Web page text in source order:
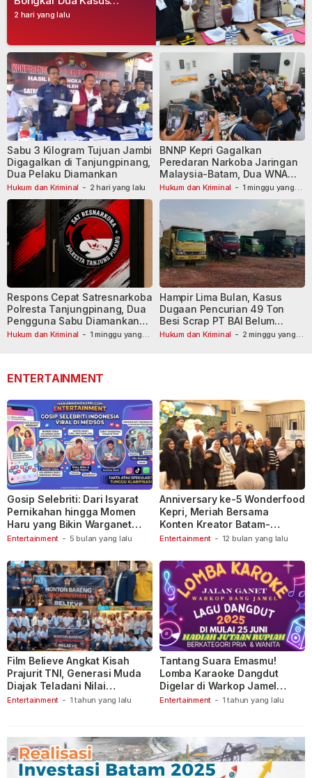
2 hari yang lalu
Narkoba, Empat Tersangka
Hukum dan Kriminal - 2 hari yang lalu
Sabu 3 Kilogram Tujuan Jambi
Digagalkan di Tanjungpinang,
Dua Pelaku Diamankan
Hukum dan Kriminal - 1 minggu yang
BNNP Kepri Gagalkan
Peredaran Narkoba Jaringan
Malaysia-Batam, Dua WNA
Masih Diburu
Hukum dan Kriminal - 1 minggu yang
Respons Cepat Satresnarkoba
Polresta Tanjungpinang, Dua
Pengguna Sabu Diamankan
Usai Dilaporkan ke Call Center
Hukum dan Kriminal - 2 minggu yang
Hampir Lima Bulan, Kasus
Dugaan Pencurian 49 Ton
Besi Scrap PT BAI Belum
Tetapkan Tersangka
ENTERTAINMENT
Entertainment - 5 bulan yang lalu
Gosip Selebriti: Dari Isyarat
Pernikahan hingga Momen
Haru yang Bikin Warganet
Berspekulasi
Entertainment - 12 bulan yang lalu
Anniversary ke-5 Wonderfood
Kepri, Meriah Bersama
Konten Kreator Batam-
Tanjungpinang
Entertainment - 1 tahun yang lalu
Film Believe Angkat Kisah
Prajurit TNI, Generasi Muda
Diajak Teladani Nilai
Keberanian
Entertainment - 1 tahun yang lalu
Tantang Suara Emasmu!
Lomba Karaoke Dangdut
Digelar di Warkop Jamel
Ganet